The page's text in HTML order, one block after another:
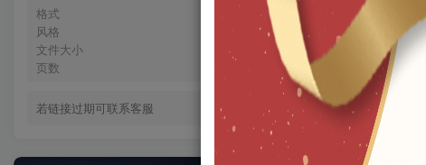
格式
pdf
风格
现代
文件大小
66.71MB
页数
若链接过期可联系客服